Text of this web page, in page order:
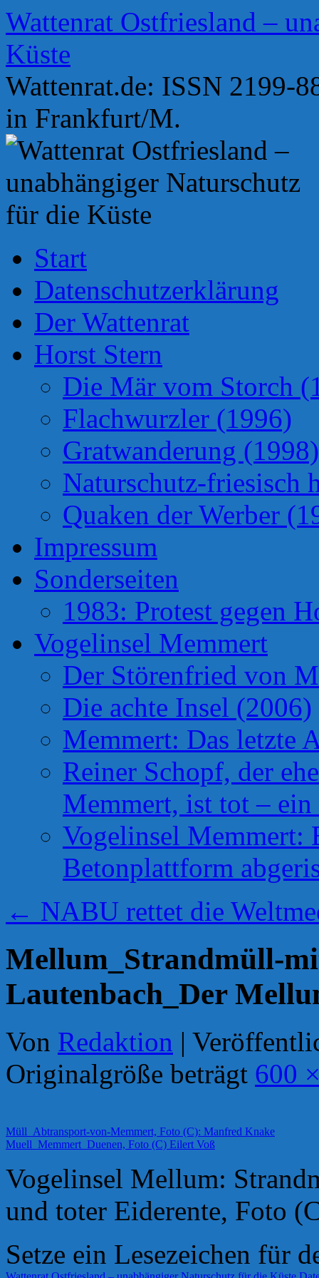
Zum
Inhalt
springen
Wattenrat Ostfriesland –
Küste
Wattenrat.de: ISSN 2199-
in Frankfurt/M.
Start
Datenschutzerklärung
Der Wattenrat
Horst Stern
Die Mär vom Storch
Flachwurzler (1996)
Gratwanderung (1998)
Naturschutz-friesisch
Quaken der Werber
Impressum
Sonderseiten
1983: Protest gegen
Vogelinsel Memmert
Der Störenfried von
Die achte Insel (2006)
Memmert: Das letzte
Reiner Schopf, der
Memmert, ist tot –
Vogelinsel Memmert:
Betonplattform
← NABU rettet die
Mellum_Strandmüll-
Lautenbach_Der
Von Redaktion |
Originalgröße beträgt 600
Müll_Abtransport-von-Memmert, Foto (C): Manfred Knake
Muell_Memmert_Duenen, Foto (C) Eilert Voß
Vogelinsel Mellum:
und toter Eiderente, Foto
Setze ein Lesezeichen für